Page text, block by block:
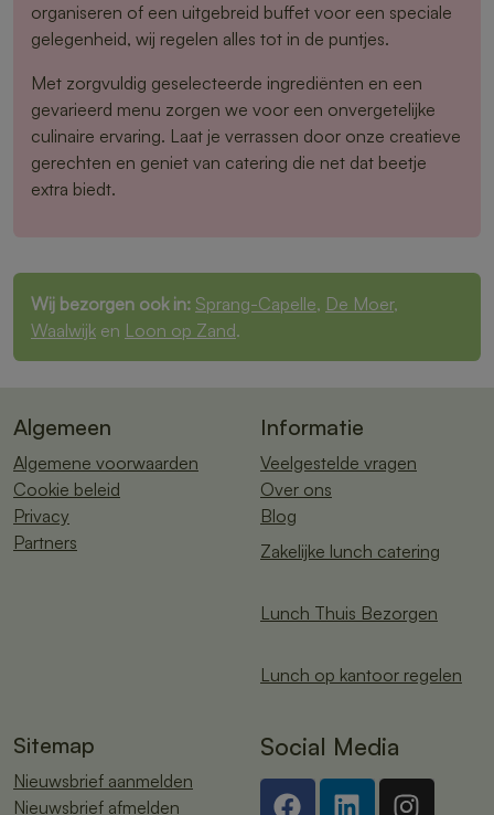
organiseren of een uitgebreid buffet voor een speciale
gelegenheid, wij regelen alles tot in de puntjes.
Met zorgvuldig geselecteerde ingrediënten en een
gevarieerd menu zorgen we voor een onvergetelijke
culinaire ervaring. Laat je verrassen door onze creatieve
gerechten en geniet van catering die net dat beetje
extra biedt.
Wij bezorgen ook in: Sprang-Capelle, De Moer,
Waalwijk en Loon op Zand.
Algemeen
Algemene voorwaarden
Cookie beleid
Privacy
Partners
Informatie
Veelgestelde vragen
Over ons
Blog
Zakelijke lunch catering
Lunch Thuis Bezorgen
Lunch op kantoor regelen
Sitemap
Nieuwsbrief aanmelden
Nieuwsbrief afmelden
Social Media